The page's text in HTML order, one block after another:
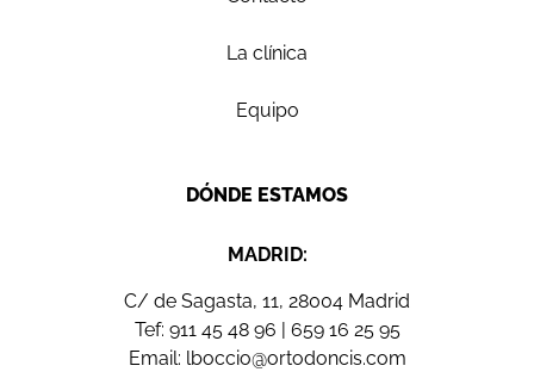
La clínica
Equipo
DÓNDE ESTAMOS
MADRID:
C/ de Sagasta, 11, 28004 Madrid
Tef: 911 45 48 96 | 659 16 25 95
Email: lboccio@ortodoncis.com